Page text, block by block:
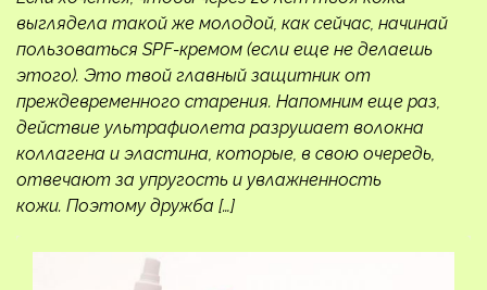
выглядела такой же молодой, как сейчас, начинай
пользоваться SPF-кремом (если еще не делаешь
этого). Это твой главный защитник от
преждевременного старения. Напомним еще раз,
действие ультрафиолета разрушает волокна
коллагена и эластина, которые, в свою очередь,
отвечают за упругость и увлажненность
кожи. Поэтому дружба […]